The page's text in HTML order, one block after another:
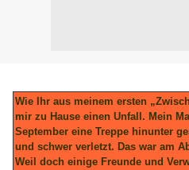
Wie Ihr aus meinem ersten
mir zu Hause einen Unfall. Mein
September eine Treppe hinunter
und schwer verletzt. Das war am
Weil doch einige Freunde und